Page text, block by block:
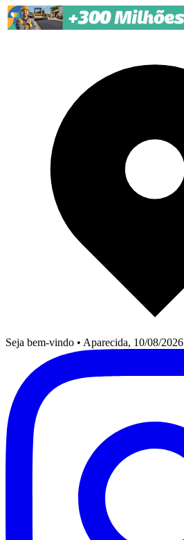
Pular para o conteúdo
Seja bem-vindo • Aparecida, 10/08/2026